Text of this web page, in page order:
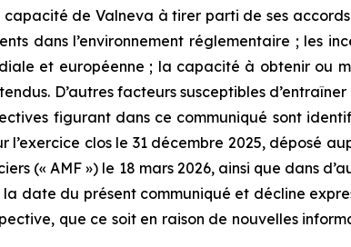
capacité de Valneva à tirer parti de ses
dans l’environnement réglementaire ; les
et européenne ; la capacité à obtenir ou
D’autres facteurs susceptibles
figurant dans ce communiqué sont
clos le 31 décembre 2025, déposé
(« AMF ») le 18 mars 2026, ainsi que dans
la date du présent communiqué et décline
que ce soit en raison de nouvelles